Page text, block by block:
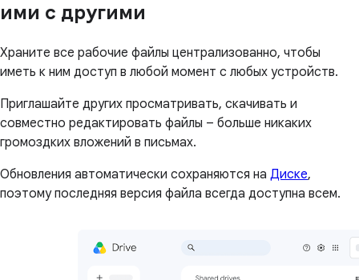
ими с другими
Храните все рабочие файлы централизованно, чтобы
иметь к ним доступ в любой момент с любых устройств.
Приглашайте других просматривать, скачивать и
совместно редактировать файлы – больше никаких
громоздких вложений в письмах.
Обновления автоматически сохраняются на Диске,
поэтому последняя версия файла всегда доступна всем.